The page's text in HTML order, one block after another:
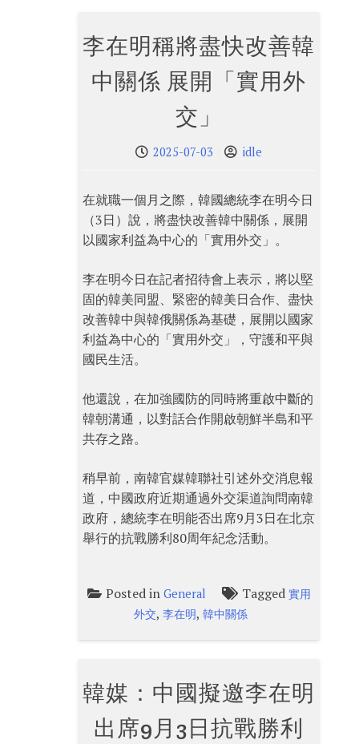
李在明稱將盡快改善韓
中關係 展開「實用外
交」
2025-07-03 idle
在就職一個月之際，韓國總統李在明今日
（3日）說，將盡快改善韓中關係，展開
以國家利益為中心的「實用外交」。
李在明今日在記者招待會上表示，將以堅
固的韓美同盟、緊密的韓美日合作、盡快
改善韓中與韓俄關係為基礎，展開以國家
利益為中心的「實用外交」，守護和平與
國民生活。
他還說，在加強國防的同時將重啟中斷的
韓朝溝通，以對話合作開啟朝鮮半島和平
共存之路。
稍早前，南韓官媒韓聯社引述外交消息報
道，中國政府近期通過外交渠道詢問南韓
政府，總統李在明能否出席9月3日在北京
舉行的抗戰勝利80周年紀念活動。
Posted in General Tagged 實用
外交,李在明,韓中關係
韓媒：中國擬邀李在明
出席9月3日抗戰勝利